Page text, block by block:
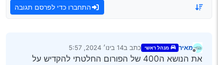
התחברו כדי לפרסם תגובה
מאיר מנהל ראשי כתב ב14 בינו׳ 2024, 5:57
נערך לאחרונה על ידי
את הנושא ה400 של הפורום החלטתי להקדיש על